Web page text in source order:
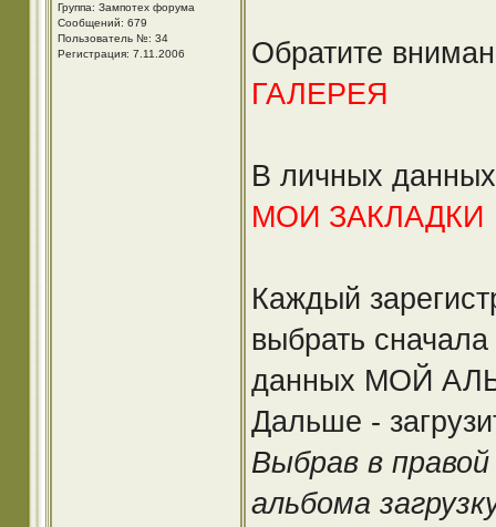
Группа: Зампотех форума
Сообщений: 679
Пользователь №: 34
Регистрация: 7.11.2006
Обратите
ГАЛЕРЕЯ
В личных
МОИ ЗАКЛАДКИ
Каждый
выбрать
данных МОЙ
Дальше -
Выбрав в
альбома